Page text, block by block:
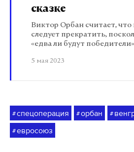
сказке
Виктор Орбан считает,
следует прекратить,
«едва ли будут победители»
5 мая 2023
#спецоперация #орбан #
#евросоюз